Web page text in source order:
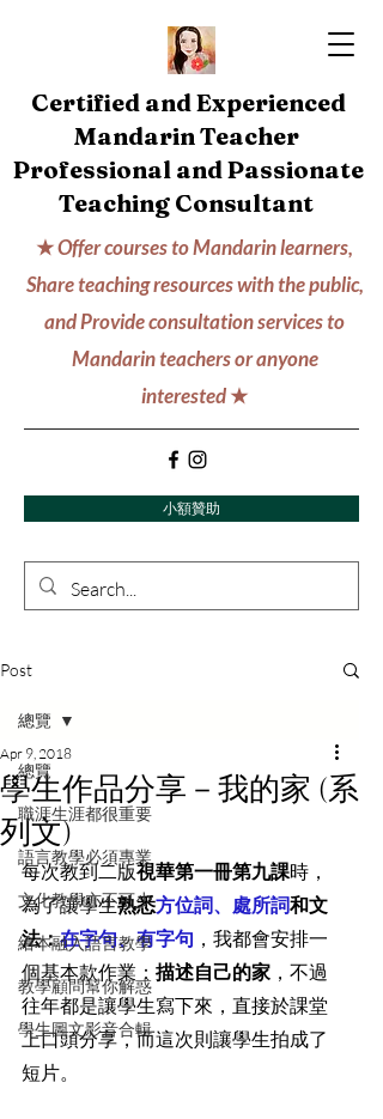
Certified and Experienced
Mandarin Teacher
Professional and Passionate
Teaching Consultant
★Offer courses to Mandarin learners,
Share teaching resources with the public,
and Provide consultation services to
Mandarin teachers or anyone
interested★
小額贊助
Post
總覽
職涯生涯都很重要
語言教學必須專業
文化教學亦不可少
繪本融入語言教學
教學顧問幫你解惑
學生圖文影音合輯
總覽
學生作品分享－我的家 (系
列文)
Apr 9, 2018
每次教到二版視華第一冊第九課時，
為了讓學生熟悉方位詞、處所詞和文
法：在字句、有字句 ，我都會安排一
個基本款作業： 描述自己的家 ，不過
往年都是讓學生寫下來，直接於課堂
上口頭分享，而這次則讓學生拍成了
短片。